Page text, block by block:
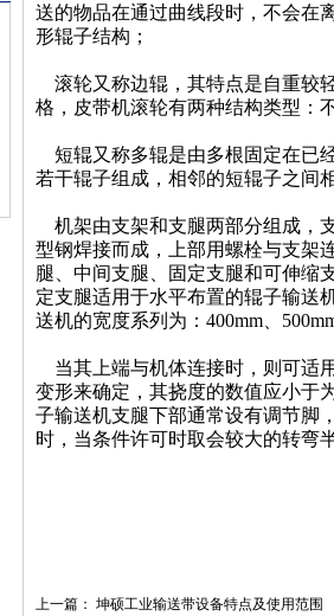
送的物品在通过曲线段时，不会在
形辊子结构；
滚轮又称边辊，其特点是自重较
格，皮带机滚轮有两种结构类型：
短辊又称多辊是由多根固定在已
若干辊子组成，相邻的短辊子之间
机架由支架和支腿两部分组成，
型钢焊接而成，上部用螺栓与支架
腿、中间支腿、固定支腿和可伸缩
定支腿适用于水平布置的辊子输送
送机的宽度系列为： 400mm
当其上端与机体连接时，则可适
变形来确定，其挠度的数值应小于
子输送机支腿下部通常设有调节脚
时，当条件许可时取会较大的转弯半
上一篇： 坤硕工业输送带设备特点及使用范围